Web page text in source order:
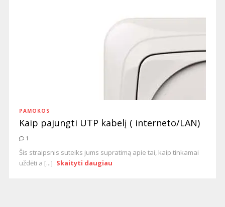
PAMOKOS
Kaip pajungti UTP kabelį ( interneto/LAN)
1
Šis straipsnis suteiks jums supratimą apie tai, kaip tinkamai
uždėti a [...] Skaityti daugiau